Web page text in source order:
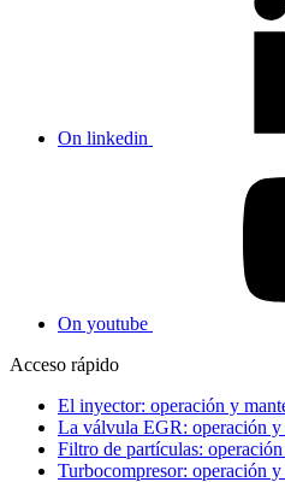
On linkedin
On youtube
Acceso rápido
El inyector: operación y
La válvula EGR: operación y
Filtro de partículas:
Turbocompresor: operación